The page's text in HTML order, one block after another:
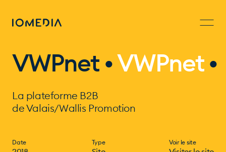
•VWPnet•
La plateforme B2B
de Valais/Wallis Promotion
Date Type Voir le site